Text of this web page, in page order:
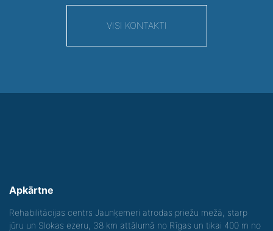
VISI KONTAKTI
Apkārtne
Rehabilitācijas centrs Jaunķemeri atrodas priežu mežā, starp
jūru un Slokas ezeru, 38 km attālumā no Rīgas un tikai 400 m no